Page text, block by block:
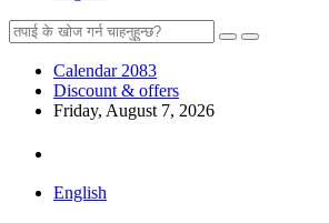
Calendar 2083
Discount & offers
Friday, August 7, 2026
English